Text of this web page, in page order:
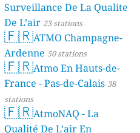
Surveillance De La Qualite
De L’air 23 stations
🇫🇷ATMO Champagne-
Ardenne 50 stations
🇫🇷Atmo En Hauts-de-
France - Pas-de-Calais 38
stations
🇫🇷AtmoNAQ - La
Qualité De L’air En